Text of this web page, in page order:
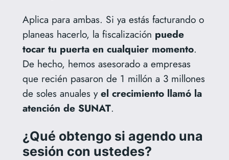
Aplica para ambas. Si ya estás facturando o
planeas hacerlo, la fiscalización puede
tocar tu puerta en cualquier momento.
De hecho, hemos asesorado a empresas
que recién pasaron de 1 millón a 3 millones
de soles anuales yel crecimiento llamó la
atención de SUNAT.
¿Qué obtengo si agendo una
sesión con ustedes?